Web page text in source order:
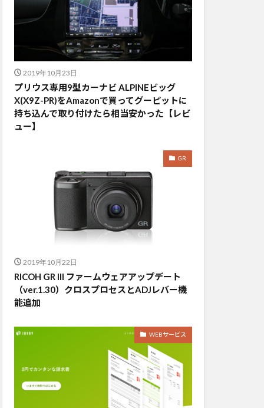
2019年10月23日
プリウス専用9型カーナビ ALPINEビッグ
X(X9Z-PR)をAmazonで買ってグーピットに
持ち込んで取り付けたら相当安かった【レビ
ュー】
GR
2019年10月22日
RICOH GR III ファームウェアアップデート
（ver.1.30）クロスプロセスとADJレバー機
能追加
WEBサービス